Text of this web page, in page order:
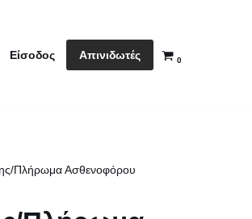
Είσοδος Απινιδωτές 0
Πλήρωμα Ασθενοφόρου